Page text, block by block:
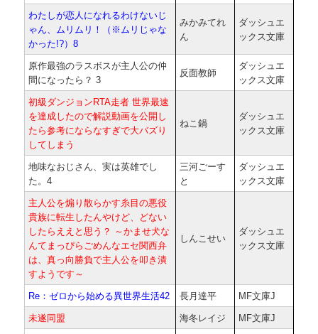
わたしが恋人になれるわけないじ
ゃん、ムリムリ！（※ムリじゃな
かった!?）8
みかみてれ
ん
ダッシュエ
ックス文庫
原作最強のラスボスが主人公の仲
間になったら？ 3
反面教師
ダッシュエ
ックス文庫
初級ダンジョンRTA走者 世界最速
を達成したので解説動画を公開し
たら参考にならなすぎで大バズり
してしまう
ねこ鍋
ダッシュエ
ックス文庫
地味なおじさん、実は英雄でし
た。4
三河ごーす
と
ダッシュエ
ックス文庫
主人公を煽り散らかす糸目の悪役
貴族に転生したんやけど、どない
したらええと思う？ ～かませ犬な
んてまっぴらごめんなエセ関西弁
は、真っ向勝負で主人公を叩き潰
すようです～
しんこせい
ダッシュエ
ックス文庫
Re：ゼロから始める異世界生活42 長月達平 MF文庫J
未遂同盟 海冬レイジ MF文庫J